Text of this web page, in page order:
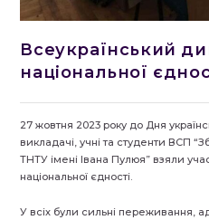
Всеукраїнський
національної
27 жовтня 2023 року до Дня
викладачі, учні та студенти ВСП
ТНТУ імені Івана Пулюя” взяли
національної єдності.
У всіх були сильні переживання,